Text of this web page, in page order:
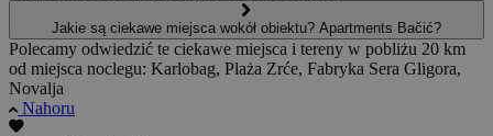
Jakie są ciekawe miejsca wokół obiektu? Apartments Bačić?
Polecamy odwiedzić te ciekawe miejsca i tereny w pobliżu 20 km
od miejsca noclegu: Karlobag, Plaża Zrće, Fabryka Sera Gligora,
Novalja
Nahoru